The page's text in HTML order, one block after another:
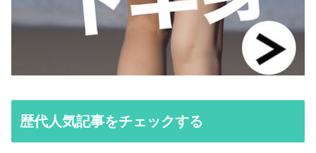
歴代人気記事をチェックする